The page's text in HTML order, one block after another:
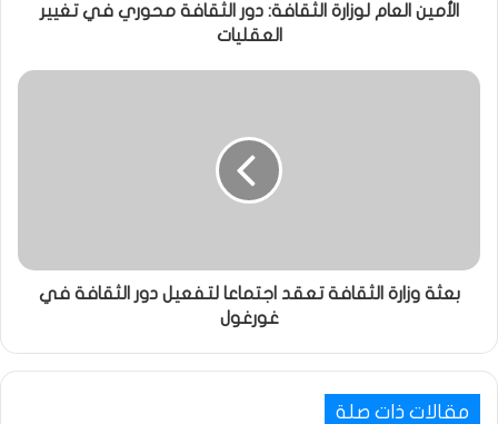
الأمين العام لوزارة الثقافة: دور الثقافة محوري في تغيير
العقليات
بعثة وزارة الثقافة تعقد اجتماعا لتفعيل دور الثقافة في
غورغول
مقالات ذات صلة